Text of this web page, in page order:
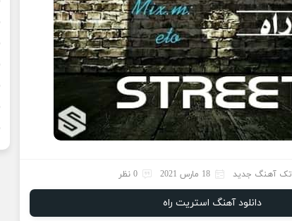
تک آهنگ جدید 18 مارس 2021 0 نظر
دانلود آهنگ استریت راه